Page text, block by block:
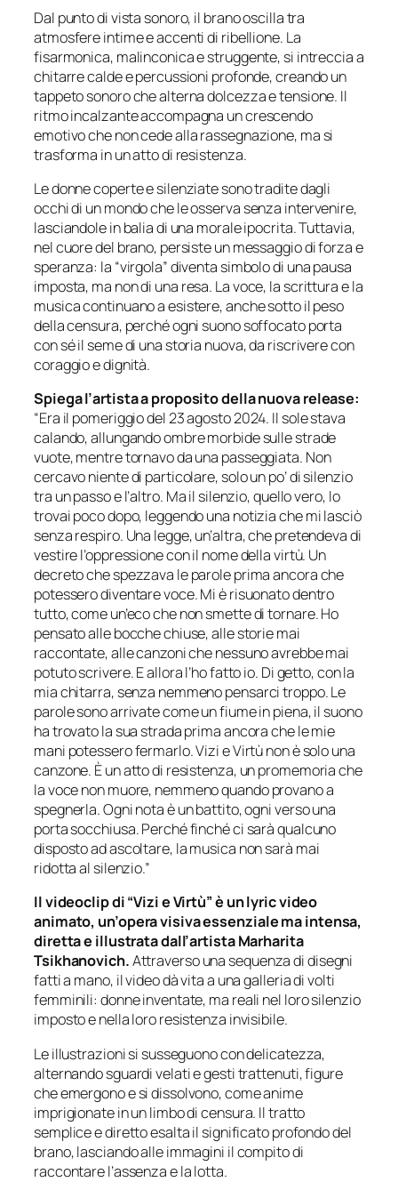
Dal punto di vista sonoro, il brano oscilla tra
atmosfere intime e accenti di ribellione. La
fisarmonica, malinconica e struggente, si intreccia a
chitarre calde e percussioni profonde, creando un
tappeto sonoro che alterna dolcezza e tensione. Il
ritmo incalzante accompagna un crescendo
emotivo che non cede alla rassegnazione, ma si
trasforma in un atto di resistenza.
Le donne coperte e silenziate sono tradite dagli
occhi di un mondo che le osserva senza intervenire,
lasciandole in balia di una morale ipocrita. Tuttavia,
nel cuore del brano, persiste un messaggio di forza e
speranza: la “virgola” diventa simbolo di una pausa
imposta, ma non di una resa. La voce, la scrittura e la
musica continuano a esistere, anche sotto il peso
della censura, perché ogni suono soffocato porta
con sé il seme di una storia nuova, da riscrivere con
coraggio e dignità.
Spiega l’artista a proposito della nuova release:
“Era il pomeriggio del 23 agosto 2024. Il sole stava
calando, allungando ombre morbide sulle strade
vuote, mentre tornavo da una passeggiata. Non
cercavo niente di particolare, solo un po’ di silenzio
tra un passo e l’altro. Ma il silenzio, quello vero, lo
trovai poco dopo, leggendo una notizia che mi lasciò
senza respiro. Una legge, un’altra, che pretendeva di
vestire l’oppressione con il nome della virtù. Un
decreto che spezzava le parole prima ancora che
potessero diventare voce. Mi è risuonato dentro
tutto, come un’eco che non smette di tornare. Ho
pensato alle bocche chiuse, alle storie mai
raccontate, alle canzoni che nessuno avrebbe mai
potuto scrivere. E allora l’ho fatto io. Di getto, con la
mia chitarra, senza nemmeno pensarci troppo. Le
parole sono arrivate come un fiume in piena, il suono
ha trovato la sua strada prima ancora che le mie
mani potessero fermarlo. Vizi e Virtù non è solo una
canzone. È un atto di resistenza, un promemoria che
la voce non muore, nemmeno quando provano a
spegnerla. Ogni nota è un battito, ogni verso una
porta socchiusa. Perché finché ci sarà qualcuno
disposto ad ascoltare, la musica non sarà mai
ridotta al silenzio.”
Il videoclip di “Vizi e Virtù” è un lyric video
animato, un’opera visiva essenziale ma intensa,
diretta e illustrata dall’artista Marharita
Tsikhanovich.Attraverso una sequenza di disegni
fatti a mano, il video dà vita a una galleria di volti
femminili: donne inventate, ma reali nel loro silenzio
imposto e nella loro resistenza invisibile.
Le illustrazioni si susseguono con delicatezza,
alternando sguardi velati e gesti trattenuti, figure
che emergono e si dissolvono, come anime
imprigionate in un limbo di censura. Il tratto
semplice e diretto esalta il significato profondo del
brano, lasciando alle immagini il compito di
raccontare l’assenza e la lotta.